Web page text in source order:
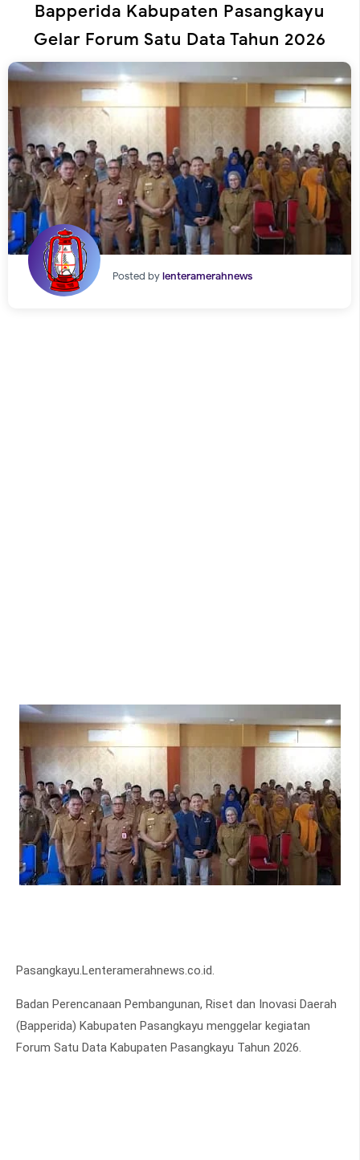
Bapperida Kabupaten Pasangkayu
Gelar Forum Satu Data Tahun 2026
Posted bylenteramerahnews
Pasangkayu.Lenteramerahnews.co.id.
Badan Perencanaan Pembangunan, Riset dan Inovasi Daerah
(Bapperida) Kabupaten Pasangkayu menggelar kegiatan
Forum Satu Data Kabupaten Pasangkayu Tahun 2026.